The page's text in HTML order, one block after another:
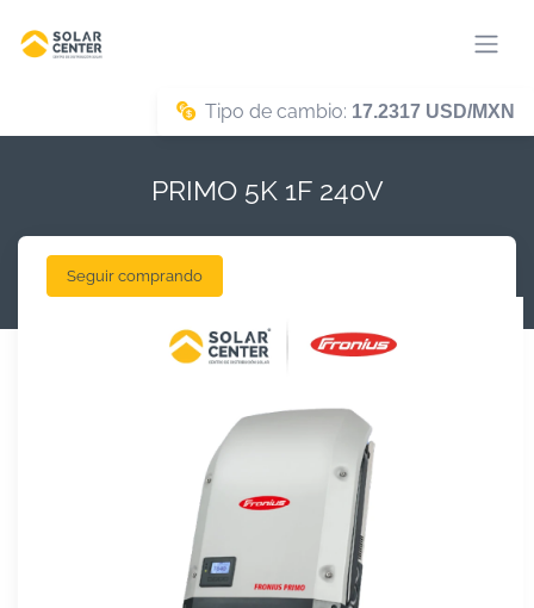
Tipo de cambio: 17.2317 USD/MXN
PRIMO 5K 1F 240V
Seguir comprando